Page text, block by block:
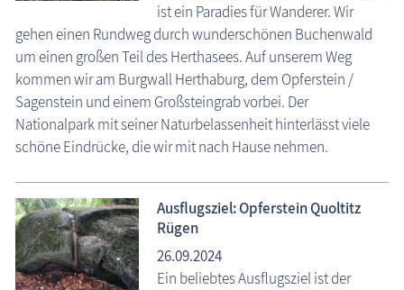
ist ein Paradies für Wanderer. Wir
gehen einen Rundweg durch wunderschönen Buchenwald
um einen großen Teil des Herthasees. Auf unserem Weg
kommen wir am Burgwall Herthaburg, dem Opferstein /
Sagenstein und einem Großsteingrab vorbei. Der
Nationalpark mit seiner Naturbelassenheit hinterlässt viele
schöne Eindrücke, die wir mit nach Hause nehmen.
Ausflugsziel: Opferstein Quoltitz
Rügen
26.09.2024
Ein beliebtes Ausflugsziel ist der